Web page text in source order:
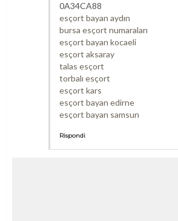
0A34CA88
esçort bayan aydın
bursa esçort numaraları
esçort bayan kocaeli
esçort aksaray
talas esçort
torbalı esçort
esçort kars
esçort bayan edirne
esçort bayan samsun
Rispondi